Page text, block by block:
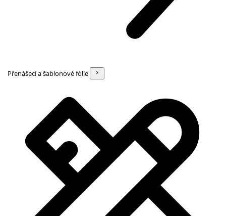
Přenášecí a šablonové fólie